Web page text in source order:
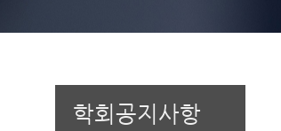
학회공지사항